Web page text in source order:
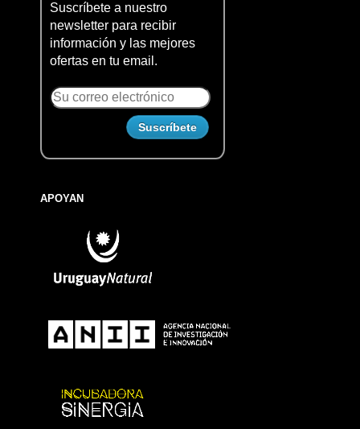
Suscríbete a nuestro
newsletter para recibir
información y las mejores
ofertas en tu email.
APOYAN